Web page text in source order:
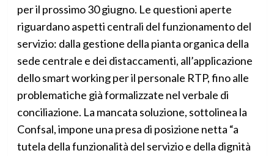
per il prossimo 30 giugno. Le questioni aperte
riguardano aspetti centrali del funzionamento del
servizio: dalla gestione della pianta organica della
sede centrale e dei distaccamenti, all’applicazione
dello smart working per il personale RTP, fino alle
problematiche già formalizzate nel verbale di
conciliazione. La mancata soluzione, sottolinea la
Confsal, impone una presa di posizione netta “a
tutela della funzionalità del servizio e della dignità